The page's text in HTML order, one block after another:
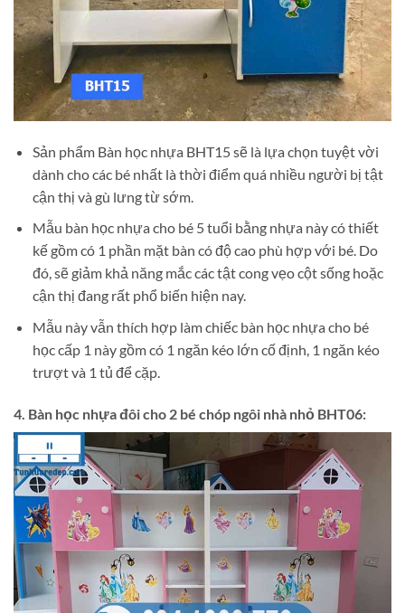
Sản phẩm Bàn học nhựa BHT15 sẽ là lựa chọn tuyệt vời
dành cho các bé nhất là thời điểm quá nhiều người bị tật
cận thị và gù lưng từ sớm.
Mẫu bàn học nhựa cho bé 5 tuổi bằng nhựa này có thiết
kế gồm có 1 phần mặt bàn có độ cao phù hợp với bé. Do
đó, sẽ giảm khả năng mắc các tật cong vẹo cột sống hoặc
cận thị đang rất phổ biến hiện nay.
Mẫu này vẫn thích hợp làm chiếc bàn học nhựa cho bé
học cấp 1 này gồm có 1 ngăn kéo lớn cố định, 1 ngăn kéo
trượt và 1 tủ để cặp.
4. Bàn học nhựa đôi cho 2 bé chóp ngôi nhà nhỏ BHT06: